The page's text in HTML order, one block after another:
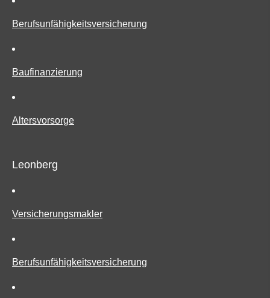
Berufs­unfähig­keitsversicherung
Baufinanzierung
Alters­vorsorge
Leonberg
Ver­sicherungs­makler
Berufs­unfähig­keitsversicherung